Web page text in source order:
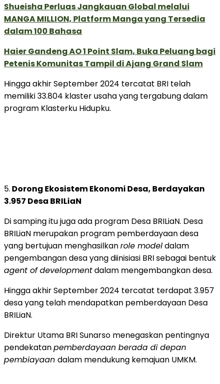
Shueisha Perluas Jangkauan Global melalui
MANGA MILLION, Platform Manga yang Tersedia
dalam 100 Bahasa
Haier Gandeng AO 1 Point Slam, Buka Peluang bagi
Petenis Komunitas Tampil di Ajang Grand Slam
Hingga akhir September 2024 tercatat BRI telah
memiliki 33.804 klaster usaha yang tergabung dalam
program Klasterku Hidupku.
5. Dorong Ekosistem Ekonomi Desa, Berdayakan
3.957 Desa BRILiaN
Di samping itu juga ada program Desa BRILiaN. Desa
BRILiaN merupakan program pemberdayaan desa
yang bertujuan menghasilkanrole modeldalam
pengembangan desa yang diinisiasi BRI sebagai bentuk
agent of developmentdalam mengembangkan desa.
Hingga akhir September 2024 tercatat terdapat 3.957
desa yang telah mendapatkan pemberdayaan Desa
BRILiaN.
Direktur Utama BRI Sunarso menegaskan pentingnya
pendekatanpemberdayaan berada di depan
pembiayaan dalam mendukung kemajuan UMKM.